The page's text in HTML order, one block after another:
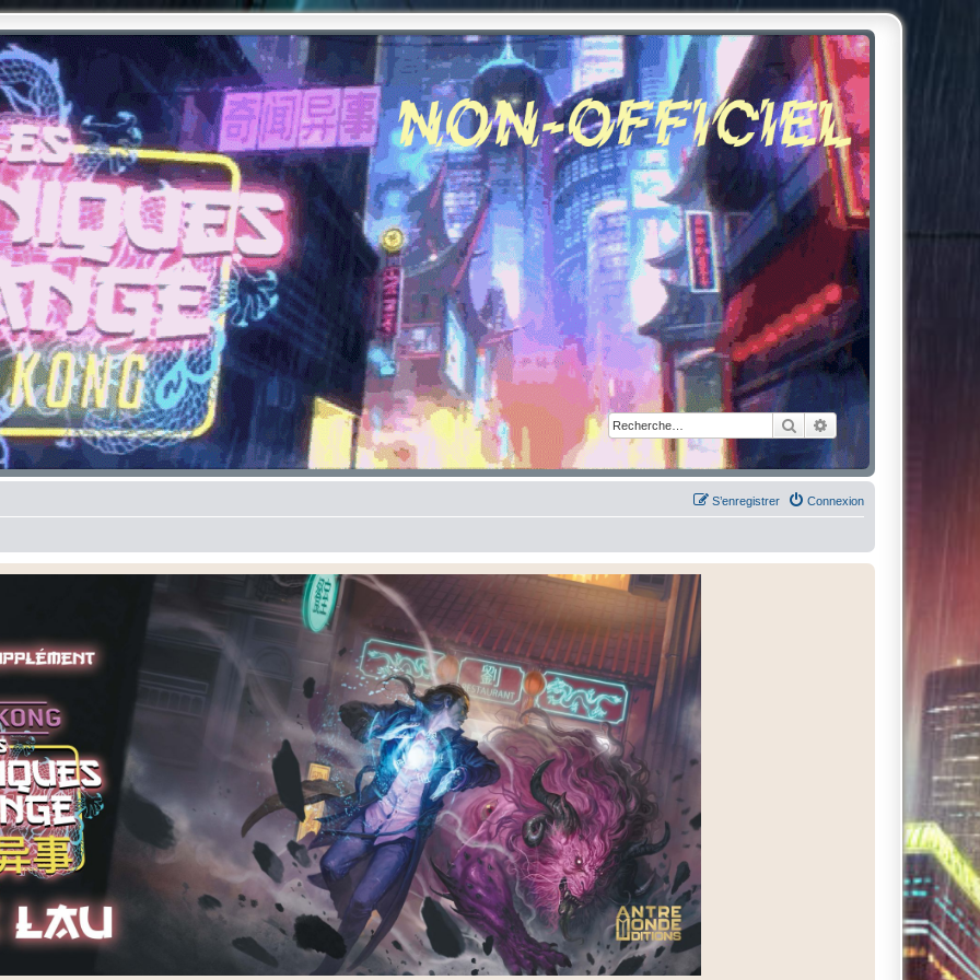
RechercherRecherche avancée
Connexion
S’enregistrer